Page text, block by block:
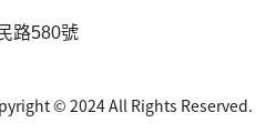
路580號
© 2024 All Rights Reserved.